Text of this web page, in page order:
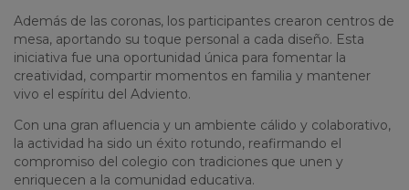
Además de las coronas, los participantes crearon centros de
mesa, aportando su toque personal a cada diseño. Esta
iniciativa fue una oportunidad única para fomentar la
creatividad, compartir momentos en familia y mantener
vivo el espíritu del Adviento.
Con una gran afluencia y un ambiente cálido y colaborativo,
la actividad ha sido un éxito rotundo, reafirmando el
compromiso del colegio con tradiciones que unen y
enriquecen a la comunidad educativa.